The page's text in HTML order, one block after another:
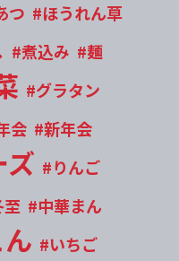
つ #ほうれん草
#煮込み #麺
#グラタン
会 #新年会
#りんご
至 #中華まん
#いちご